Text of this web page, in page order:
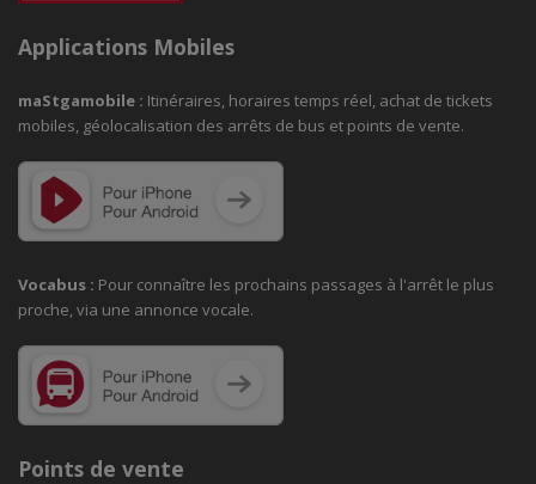
Applications Mobiles
maStgamobile : Itinéraires, horaires temps réel, achat de tickets
mobiles, géolocalisation des arrêts de bus et points de vente.
Vocabus : Pour connaître les prochains passages à l'arrêt le plus
proche, via une annonce vocale.
Points de vente